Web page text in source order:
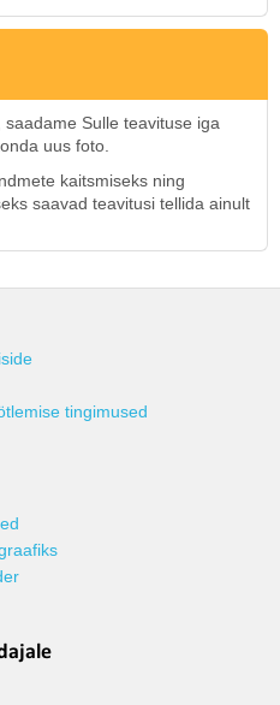
Sulle teavituse iga
uus foto.
kaitsmiseks ning
saavad teavitusi tellida ainult
tingimused